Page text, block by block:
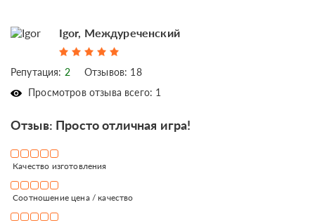
Igor, Междуреченский
Репутация: 2
Отзывов: 18
Просмотров отзыва всего: 1
Отзыв: Просто отличная игра!
Качество изготовления
Соотношение цена / качество